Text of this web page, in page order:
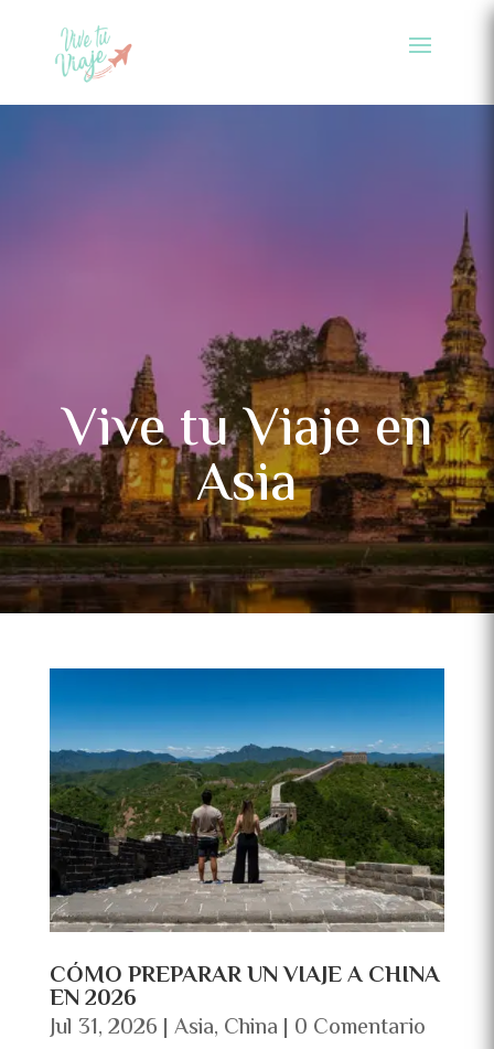
Vive tu Viaje en
Asia
CÓMO PREPARAR UN VIAJE A CHINA
EN 2026
Jul 31, 2026 | Asia, China | 0 Comentario